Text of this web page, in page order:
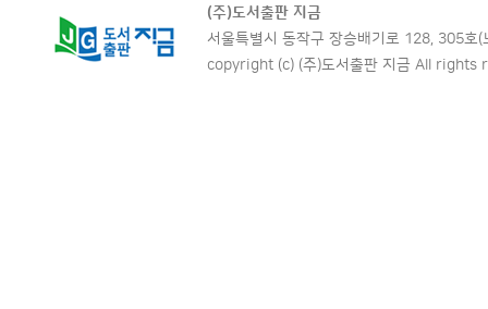
(주)도서출판 지금
서울특별시 동작구 장승배기로 128, 305
copyright (c) (주)도서출판 지금 All rights